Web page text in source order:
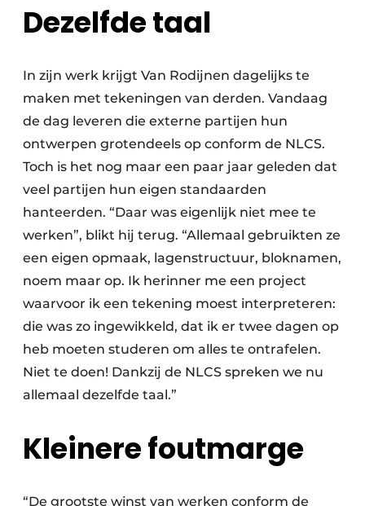
Dezelfde taal
In zijn werk krijgt Van Rodijnen dagelijks te
maken met tekeningen van derden. Vandaag
de dag leveren die externe partijen hun
ontwerpen grotendeels op conform de NLCS.
Toch is het nog maar een paar jaar geleden dat
veel partijen hun eigen standaarden
hanteerden. “Daar was eigenlijk niet mee te
werken”, blikt hij terug. “Allemaal gebruikten ze
een eigen opmaak, lagenstructuur, bloknamen,
noem maar op. Ik herinner me een project
waarvoor ik een tekening moest interpreteren:
die was zo ingewikkeld, dat ik er twee dagen op
heb moeten studeren om alles te ontrafelen.
Niet te doen! Dankzij de NLCS spreken we nu
allemaal dezelfde taal.”
Kleinere foutmarge
“De grootste winst van werken conform de